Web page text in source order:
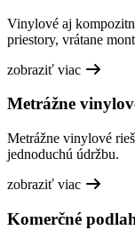
Vinylové aj
priestory, vrátane
zobraziť viac
Metrážne
Metrážne vinylové
jednoduchú údržbu.
zobraziť viac
Komerčné